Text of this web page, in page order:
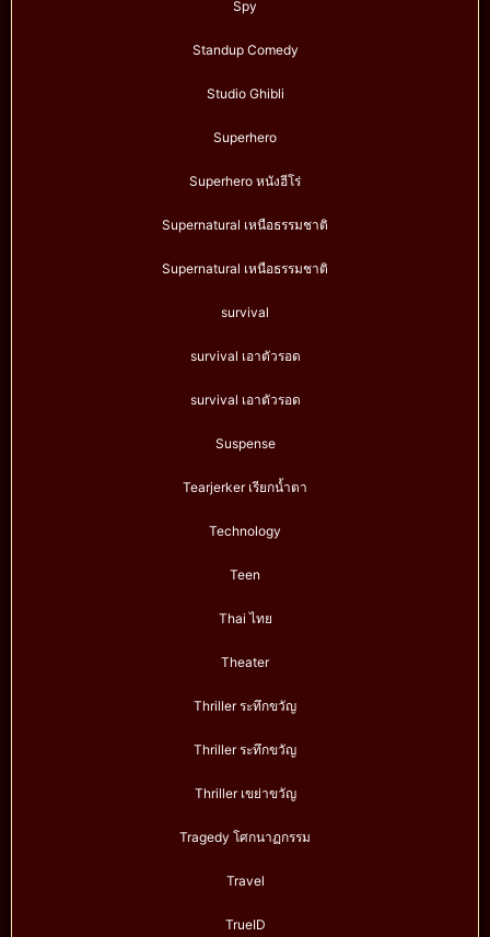
Spy
Standup Comedy
Studio Ghibli
Superhero
Superhero หนังฮีโร่
Supernatural เหนือธรรมชาติ
Supernatural เหนือธรรมชาติ
survival
survival เอาตัวรอด
survival เอาตัวรอด
Suspense
Tearjerker เรียกน้ำตา
Technology
Teen
Thai ไทย
Theater
Thriller ระทึกขวัญ
Thriller ระทึกขวัญ
Thriller เขย่าขวัญ
Tragedy โศกนาฏกรรม
Travel
TrueID